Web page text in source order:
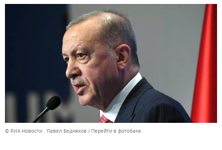
© РИА Новости . Павел Бедняков Перейти в фотобанк